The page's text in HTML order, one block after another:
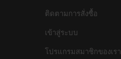
ติดตามการสั่งซื้อ
เข้าสู่ระบบ
โปรแกรมสมาชิกของเรา